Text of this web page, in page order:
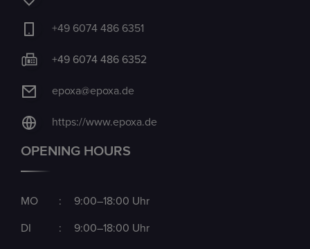
+49 6074 486 6351
+49 6074 486 6352
epoxa@epoxa.de
https://www.epoxa.de
OPENING HOURS
MO : 9:00–18:00 Uhr
DI : 9:00–18:00 Uhr